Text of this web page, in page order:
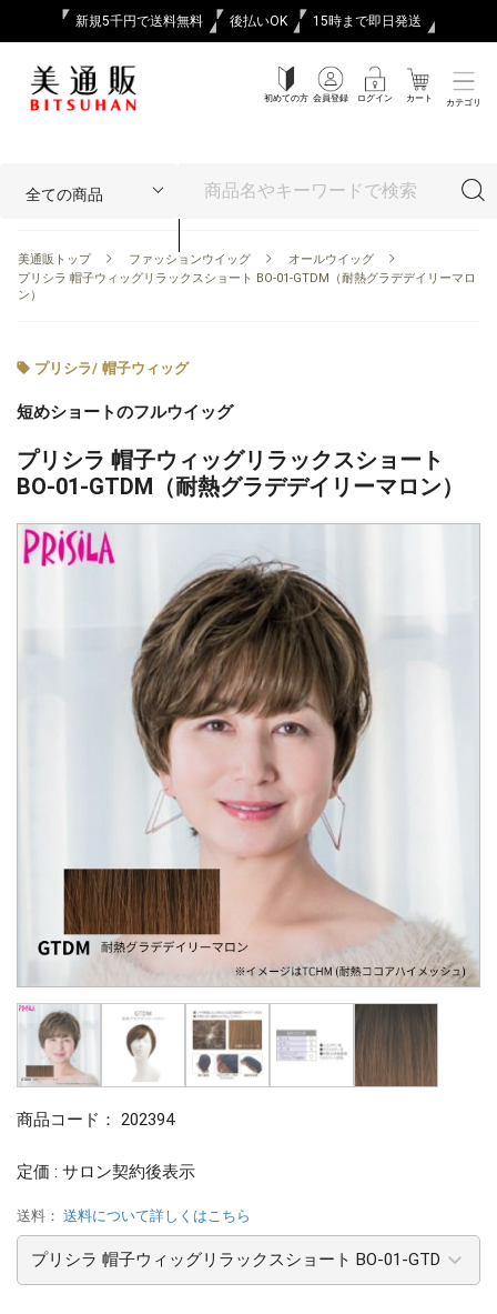
新規5千円で送料無料 後払いOK 15時まで即日発送
初めての方 会員登録 ログイン カート カテゴリ
美通販トップ ファッションウイッグ
オールウイッグ
プリシラ 帽子ウィッグリラックスショート BO-01-GTDM（耐熱グラデデイリーマロ
ン）
プリシラ/ 帽子ウィッグ
短めショートのフルウイッグ
プリシラ 帽子ウィッグリラックスショート
BO-01-GTDM（耐熱グラデデイリーマロン）
商品コード： 202394
定価 : サロン契約後表示
送料： 送料について詳しくはこちら